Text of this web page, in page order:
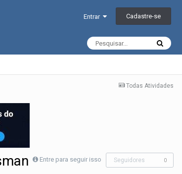
Entrar Cadastre-se
Todas Atividades
Entre para seguir isso Seguidores 0